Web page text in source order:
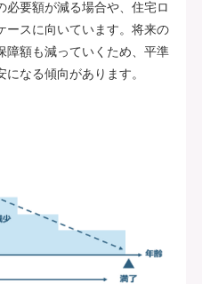
必要額が減る場合や、住宅ロ
ースに向いています。将来の
障額も減っていくため、平準
なる傾向があります。